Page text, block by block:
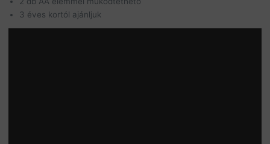
3 éves kortól ajánljuk